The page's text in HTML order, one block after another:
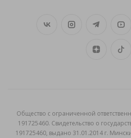
Общеcтво с ограниченной
191725460. Свидетельство о
191725460, выдано 31.01.2014 г.